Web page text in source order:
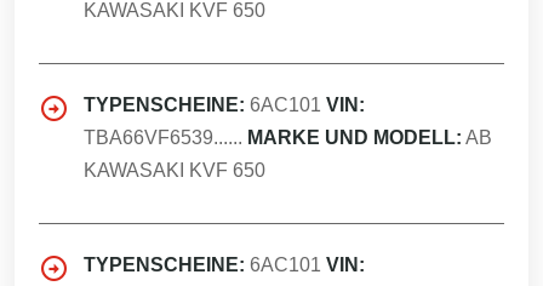
KAWASAKI KVF 650
TYPENSCHEINE: 6AC101 VIN:
TBA66VF6539...... MARKE UND MODELL: AB
KAWASAKI KVF 650
TYPENSCHEINE: 6AC101 VIN: